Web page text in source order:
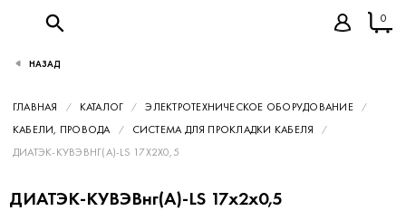
0
ГЛАВНАЯ КАТАЛОГ
ЭЛЕКТРОТЕХНИЧЕСКОЕ ОБОРУДОВАНИЕ
КАБЕЛИ, ПРОВОДА
СИСТЕМА ДЛЯ ПРОКЛАДКИ КАБЕЛЯ
ДИАТЭК-КУВЭВНГ(А)-LS 17Х2Х0,5
ДИАТЭК-КУВЭВнг(А)-LS 17х2х0,5
НАЗАД